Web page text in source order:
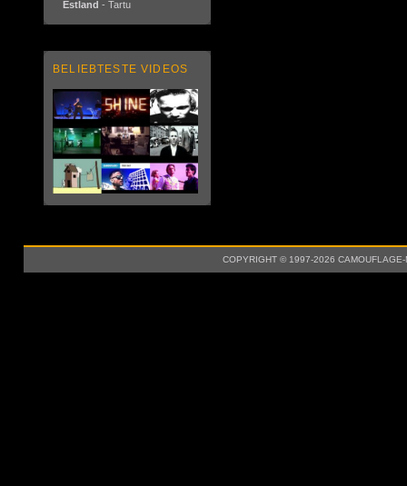
Estland - Tartu
BELIEBTESTE VIDEOS
COPYRIGHT © 1997-2026 CAMOUFLAGE-